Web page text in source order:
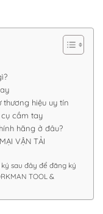
hiệu uy tín
cầm tay
hãng ở đâu?
VẬN TẢI
sau đây để đăng ký
TOOL &